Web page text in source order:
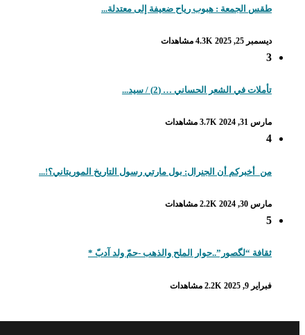
طقس الجمعة : هبوب رياح ضعيفة إلى معتدلة...
ديسمبر 25, 2025 4.3K مشاهدات
3
تأملات في الشعر الحساني … (2) / سيد...
مارس 31, 2024 3.7K مشاهدات
4
من_أخبركم أن الجنرال: بول مارتي رسول التاريخ الموريتاني؟!...
مارس 30, 2024 2.2K مشاهدات
5
ثقافة “لگصور”..حوار الملح والذهب -حمّ ولد آدبّ *
فبراير 9, 2025 2.2K مشاهدات